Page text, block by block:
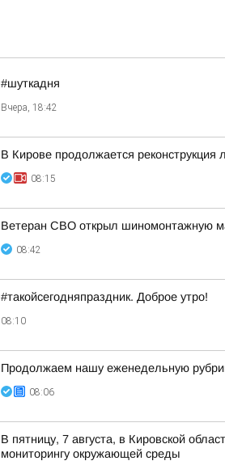
#шуткадня
Вчера, 18:42
В Кирове продолжается
08:15
Ветеран СВО открыл шиномонтажную
08:42
#такойсегодняпраздник. Доброе утро!
08:10
Продолжаем нашу еженедельную
08:06
В пятницу, 7 августа, в Кировской
мониторингу окружающей среды